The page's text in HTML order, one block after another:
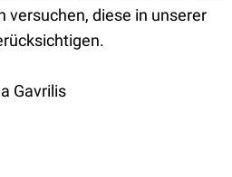
versuchen, diese in unserer
Gavrilis